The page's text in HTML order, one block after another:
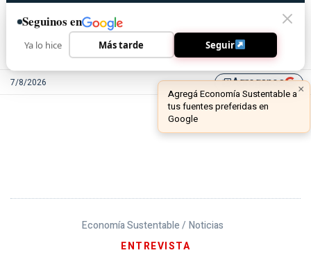
7/8/2026 library_addAgreganos
Economía Sustentable / Noticias
ENTREVISTA
Seguinos en
Ya lo hice Más tarde Seguir